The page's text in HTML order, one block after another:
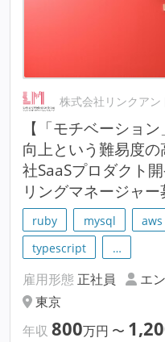
株式会社リンクア
【「モチベーショ
向上という難易度
社SaaSプロダクト
リングマネージャー
ruby mysql aws
typescript
…
雇用形態 正社員
エ
東京
年収 800万円 〜